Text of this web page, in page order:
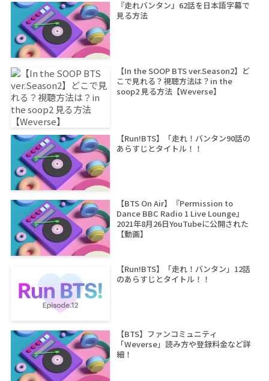
『走れバンタン』62話を日本語字幕で
見る方法
【In the SOOP BTS ver.Season2】ど
こで見れる？視聴方法は？in the
soop2 見る方法【Weverse】
【Run!BTS】「走れ！バンタン90話の
あらすじとタイトル！！
【BTS On Air】『Permission to
Dance BBC Radio 1 Live Lounge』
2021年8月26日YouTubeに公開された
【動画】
【Run!BTS】「走れ！バンタン」12話
のあらすじとタイトル！！
【BTS】ファンコミュニティ
「Weverse」読み方や登録料金など詳
細！